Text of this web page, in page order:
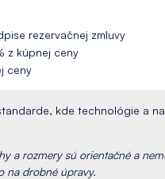
rezervačnej zmluvy
z kúpnej ceny
ceny
kde technológie a
a rozmery sú orientačné a
na drobné úpravy.